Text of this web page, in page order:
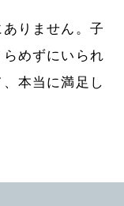
りません。子
めずにいられ
本当に満足し